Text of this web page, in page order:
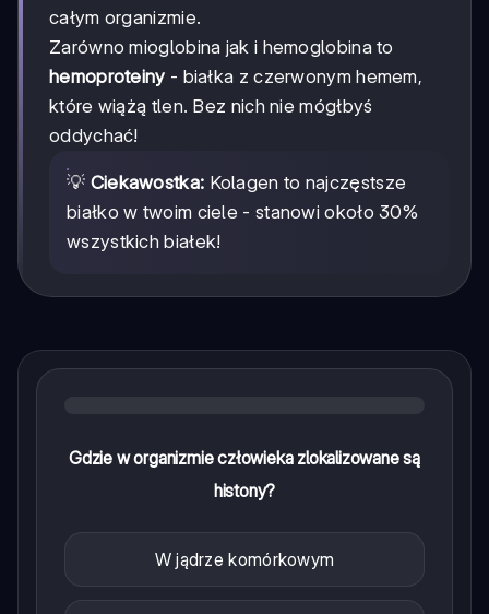
całym organizmie.
Zarówno mioglobina jak i hemoglobina to
hemoproteiny - białka z czerwonym hemem,
które wiążą tlen. Bez nich nie mógłbyś
oddychać!
💡 Ciekawostka: Kolagen to najczęstsze
białko w twoim ciele - stanowi około 30%
wszystkich białek!
Gdzie w organizmie człowieka zlokalizowane są
histony?
W jądrze komórkowym